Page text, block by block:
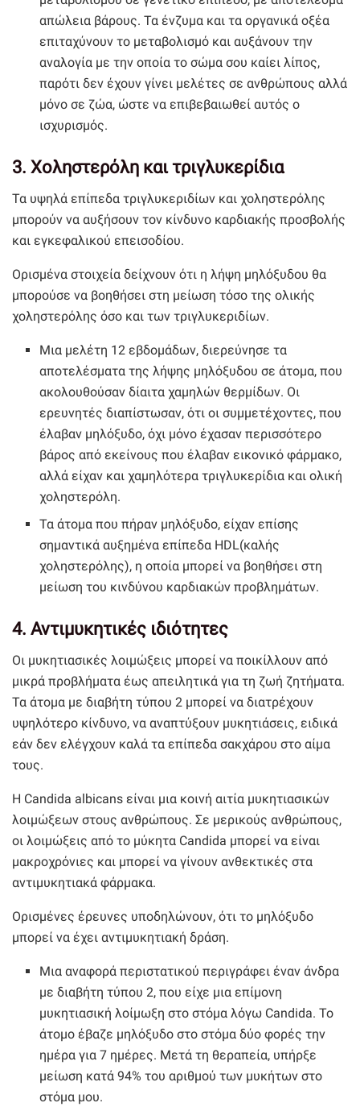
απώλεια βάρους. Τα ένζυμα και τα οργανικά οξέα
επιταχύνουν το μεταβολισμό και αυξάνουν την
αναλογία με την οποία το σώμα σου καίει λίπος,
παρότι δεν έχουν γίνει μελέτες σε ανθρώπους αλλά
μόνο σε ζώα, ώστε να επιβεβαιωθεί αυτός ο
ισχυρισμός.
3. Χοληστερόλη και τριγλυκερίδια
Τα υψηλά επίπεδα τριγλυκεριδίων και χοληστερόλης
μπορούν να αυξήσουν τον κίνδυνο καρδιακής προσβολής
και εγκεφαλικού επεισοδίου.
Ορισμένα στοιχεία δείχνουν ότι η λήψη μηλόξυδου θα
μπορούσε να βοηθήσει στη μείωση τόσο της ολικής
χοληστερόλης όσο και των τριγλυκεριδίων.
Μια μελέτη 12 εβδομάδων, διερεύνησε τα
αποτελέσματα της λήψης μηλόξυδου σε άτομα, που
ακολουθούσαν δίαιτα χαμηλών θερμίδων. Οι
ερευνητές διαπίστωσαν, ότι οι συμμετέχοντες, που
έλαβαν μηλόξυδο, όχι μόνο έχασαν περισσότερο
βάρος από εκείνους που έλαβαν εικονικό φάρμακο,
αλλά είχαν και χαμηλότερα τριγλυκερίδια και ολική
χοληστερόλη.
Τα άτομα που πήραν μηλόξυδο, είχαν επίσης
σημαντικά αυξημένα επίπεδα HDL(καλής
χοληστερόλης), η οποία μπορεί να βοηθήσει στη
μείωση του κινδύνου καρδιακών προβλημάτων.
4. Αντιμυκητικές ιδιότητες
Οι μυκητιασικές λοιμώξεις μπορεί να ποικίλλουν από
μικρά προβλήματα έως απειλητικά για τη ζωή ζητήματα.
Τα άτομα με διαβήτη τύπου 2 μπορεί να διατρέχουν
υψηλότερο κίνδυνο, να αναπτύξουν μυκητιάσεις, ειδικά
εάν δεν ελέγχουν καλά τα επίπεδα σακχάρου στο αίμα
τους.
Η Candida albicans είναι μια κοινή αιτία μυκητιασικών
λοιμώξεων στους ανθρώπους. Σε μερικούς ανθρώπους,
οι λοιμώξεις από το μύκητα Candida μπορεί να είναι
μακροχρόνιες και μπορεί να γίνουν ανθεκτικές στα
αντιμυκητιακά φάρμακα.
Ορισμένες έρευνες υποδηλώνουν, ότι το μηλόξυδο
μπορεί να έχει αντιμυκητιακή δράση.
Μια αναφορά περιστατικού περιγράφει έναν άνδρα
με διαβήτη τύπου 2, που είχε μια επίμονη
μυκητιασική λοίμωξη στο στόμα λόγω Candida. Το
άτομο έβαζε μηλόξυδο στο στόμα δύο φορές την
ημέρα για 7 ημέρες. Μετά τη θεραπεία, υπήρξε
μείωση κατά 94% του αριθμού των μυκήτων στο
στόμα μου.